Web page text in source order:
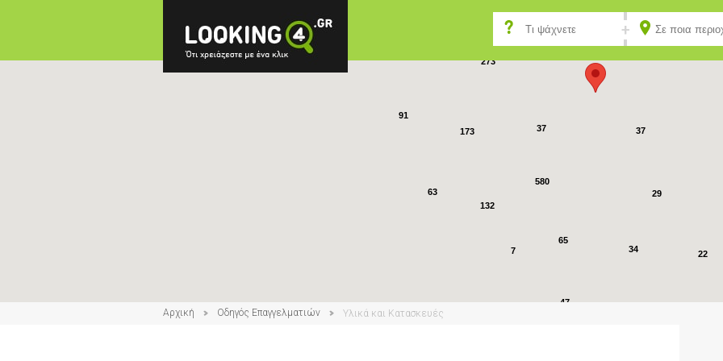
580
173
273
63
47
29
91
37
65
132
22
37
34
5
7
Αρχική Οδηγός Επαγγελματιών Υλικά και Κατασκευές